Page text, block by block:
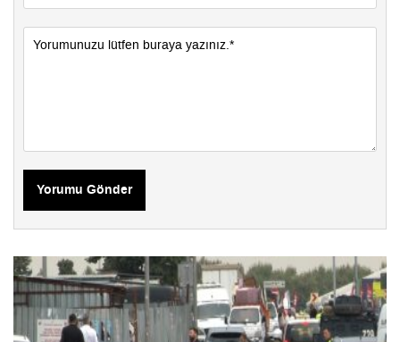
Yorumu Gönder